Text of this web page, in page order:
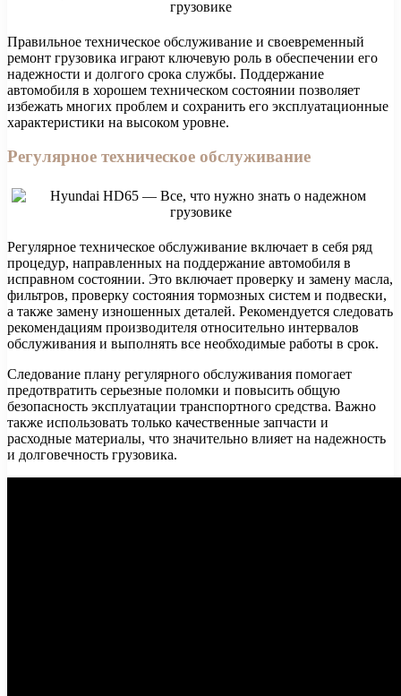
Правильное техническое обслуживание и своевременный
ремонт грузовика играют ключевую роль в обеспечении его
надежности и долгого срока службы. Поддержание
автомобиля в хорошем техническом состоянии позволяет
избежать многих проблем и сохранить его эксплуатационные
характеристики на высоком уровне.
Регулярное техническое обслуживание
Регулярное техническое обслуживание включает в себя ряд
процедур, направленных на поддержание автомобиля в
исправном состоянии. Это включает проверку и замену масла,
фильтров, проверку состояния тормозных систем и подвески,
а также замену изношенных деталей. Рекомендуется следовать
рекомендациям производителя относительно интервалов
обслуживания и выполнять все необходимые работы в срок.
Следование плану регулярного обслуживания помогает
предотвратить серьезные поломки и повысить общую
безопасность эксплуатации транспортного средства. Важно
также использовать только качественные запчасти и
расходные материалы, что значительно влияет на надежность
и долговечность грузовика.